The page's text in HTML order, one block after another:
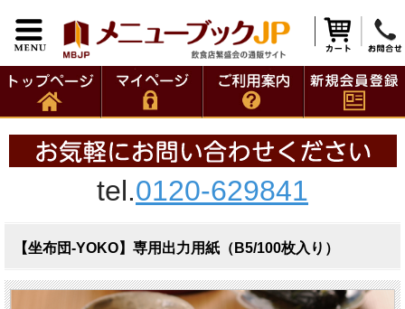
tel.0120-629841
【坐布団-YOKO】専用出力用紙（B5/100枚入り）